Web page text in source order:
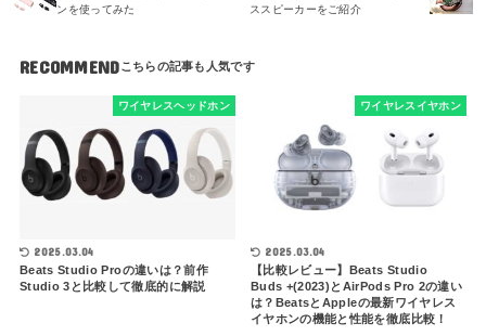
ンを使ってみた
ススピーカーをご紹介
RECOMMEND
ワイヤレスヘッドホン
2025.03.04
Beats Studio Proの違いは？前作
Studio 3と比較して徹底的に解説
ワイヤレスイヤホン
2025.03.04
【比較レビュー】Beats Studio
Buds +(2023)とAirPods Pro 2の違い
は？BeatsとAppleの最新ワイヤレス
イヤホンの機能と性能を徹底比較！